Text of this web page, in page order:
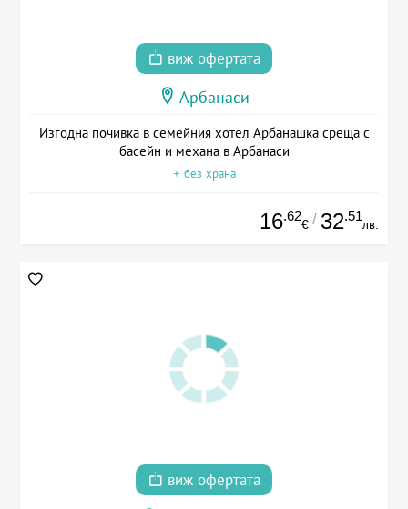
виж офертата
Арбанаси
Изгодна почивка в семейния хотел Арбанашка среща с
басейн и механа в Арбанаси
+ без храна
16.62
€ / 32.51
лв.
виж офертата